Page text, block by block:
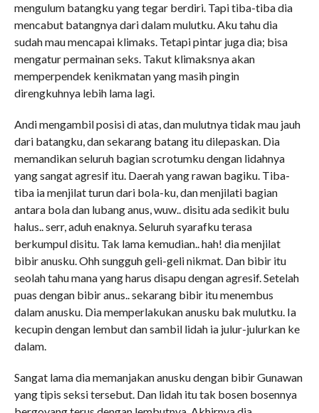
mengulum batangku yang tegar berdiri. Tapi tiba-tiba dia
mencabut batangnya dari dalam mulutku. Aku tahu dia
sudah mau mencapai klimaks. Tetapi pintar juga dia; bisa
mengatur permainan seks. Takut klimaksnya akan
memperpendek kenikmatan yang masih pingin
direngkuhnya lebih lama lagi.
Andi mengambil posisi di atas, dan mulutnya tidak mau jauh
dari batangku, dan sekarang batang itu dilepaskan. Dia
memandikan seluruh bagian scrotumku dengan lidahnya
yang sangat agresif itu. Daerah yang rawan bagiku. Tiba-
tiba ia menjilat turun dari bola-ku, dan menjilati bagian
antara bola dan lubang anus, wuw.. disitu ada sedikit bulu
halus.. serr, aduh enaknya. Seluruh syarafku terasa
berkumpul disitu. Tak lama kemudian.. hah! dia menjilat
bibir anusku. Ohh sungguh geli-geli nikmat. Dan bibir itu
seolah tahu mana yang harus disapu dengan agresif. Setelah
puas dengan bibir anus.. sekarang bibir itu menembus
dalam anusku. Dia memperlakukan anusku bak mulutku. Ia
kecupin dengan lembut dan sambil lidah ia julur-julurkan ke
dalam.
Sangat lama dia memanjakan anusku dengan bibir Gunawan
yang tipis seksi tersebut. Dan lidah itu tak bosen bosennya